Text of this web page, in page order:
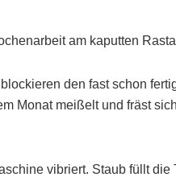
am kaputten
den fast schon
Monat meißelt und fräst
vibriert. Staub füllt